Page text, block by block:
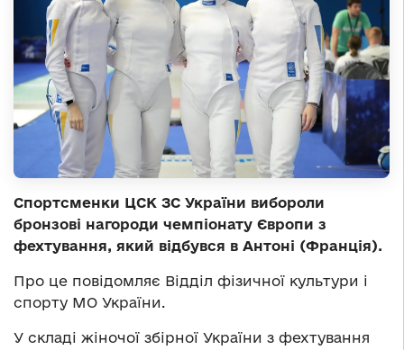
Спортсменки ЦСК ЗС України вибороли
бронзові нагороди чемпіонату Європи з
фехтування, який відбувся в Антоні (Франція).
Про це повідомляє Відділ фізичної культури і
спорту МО України.
У складі жіночої збірної України з фехтування